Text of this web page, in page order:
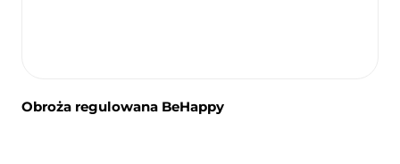
Obroża regulowana BeHappy